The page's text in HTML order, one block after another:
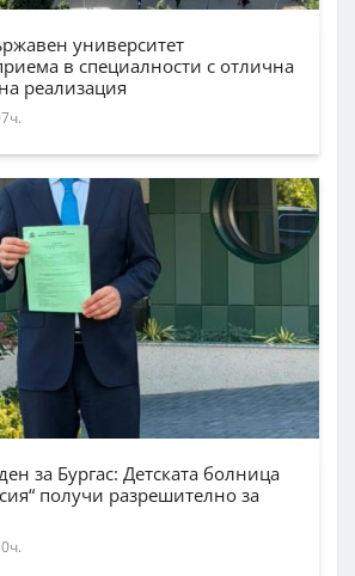
университет
в специалности с отлична
реализация
за Бургас: Детската болница
получи разрешително за